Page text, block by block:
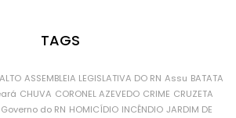
TAGS
ASSEMBLEIA LEGISLATIVA DO RN Assu BATATA
CHUVA CORONEL AZEVEDO CRIME CRUZETA
Governo do RN HOMICÍDIO INCÊNDIO JARDIM DE